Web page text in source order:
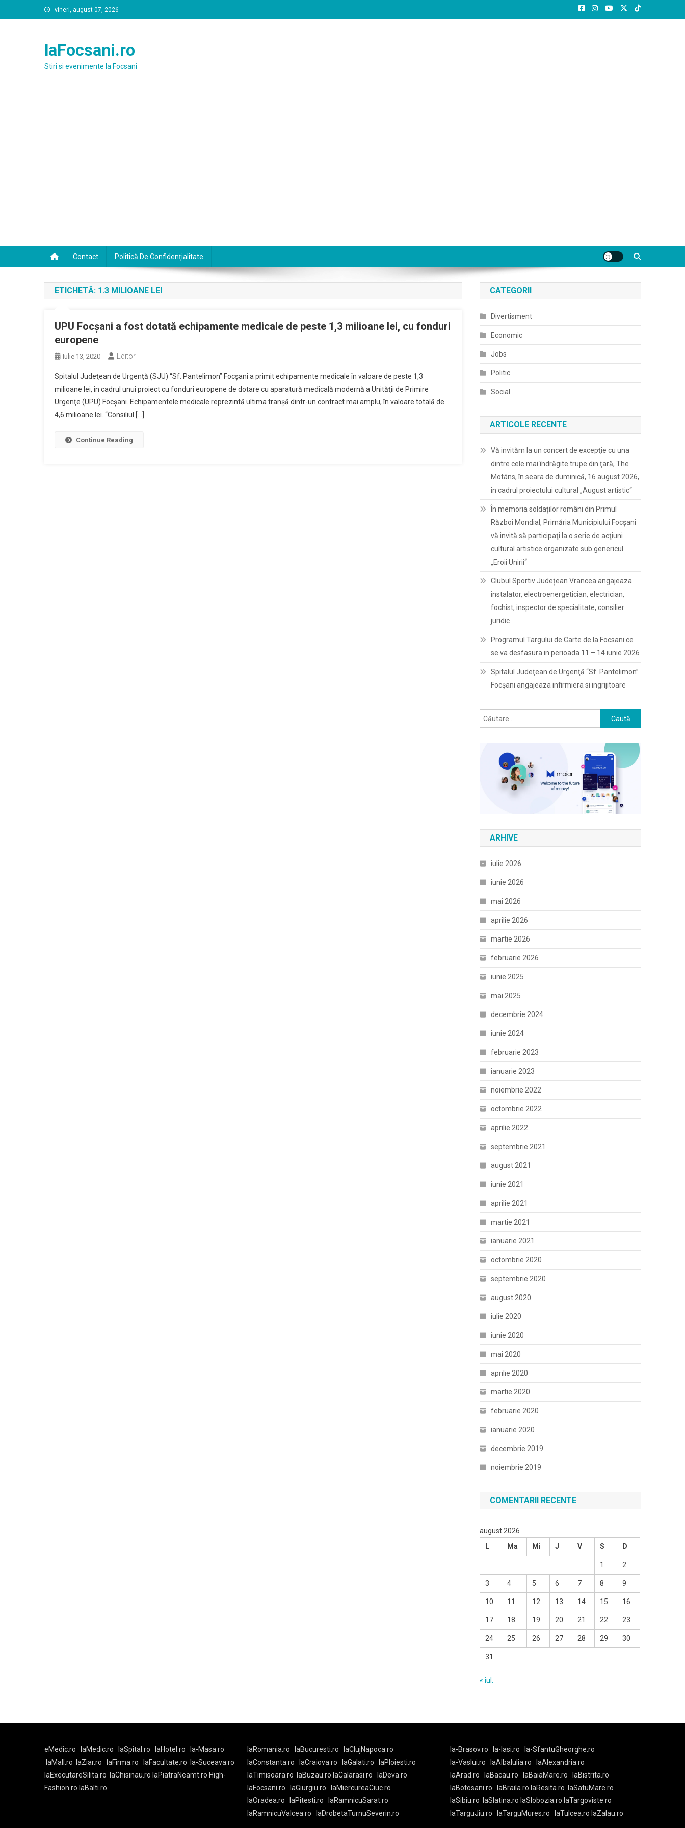
to
vineri, august 07, 2026
laFocsani.ro
Stiri si evenimente la Focsani
Contact Politică De Confidențialitate
ETICHETĂ: 1.3 MILIOANE LEI
UPU Focşani a fost dotată echipamente medicale de peste 1,3 milioane lei, cu fonduri
europene
Iulie 13, 2020 Editor
Spitalul Judeţean de Urgenţă (SJU) “Sf. Pantelimon” Focşani a primit echipamente medicale în valoare de peste 1,3
milioane lei, în cadrul unui proiect cu fonduri europene de dotare cu aparatură medicală modernă a Unităţii de Primire
Urgenţe (UPU) Focşani. Echipamentele medicale reprezintă ultima tranşă dintr-un contract mai amplu, în valoare totală de
4,6 milioane lei. “Consiliul […]
Continue Reading
CATEGORII
Divertisment
Economic
Jobs
Politic
Social
ARTICOLE RECENTE
Vă invităm la un concert de excepţie cu una
dintre cele mai îndrăgite trupe din ţară, The
Motáns, în seara de duminică, 16 august 2026,
în cadrul proiectului cultural „August artistic“
În memoria soldaților români din Primul
Război Mondial, Primăria Municipiului Focșani
vă invită să participaţi la o serie de acţiuni
cultural artistice organizate sub genericul
„Eroii Unirii“
Clubul Sportiv Județean Vrancea angajeaza
instalator, electroenergetician, electrician,
fochist, inspector de specialitate, consilier
juridic
Programul Targului de Carte de la Focsani ce
se va desfasura in perioada 11 – 14 iunie 2026
Spitalul Judeţean de Urgenţă “Sf. Pantelimon”
Focşani angajeaza infirmiera si ingrijitoare
Caută
după:
ARHIVE
iulie 2026
iunie 2026
mai 2026
aprilie 2026
martie 2026
februarie 2026
iunie 2025
mai 2025
decembrie 2024
iunie 2024
februarie 2023
ianuarie 2023
noiembrie 2022
octombrie 2022
aprilie 2022
septembrie 2021
august 2021
iunie 2021
aprilie 2021
martie 2021
ianuarie 2021
octombrie 2020
septembrie 2020
august 2020
iulie 2020
iunie 2020
mai 2020
aprilie 2020
martie 2020
februarie 2020
ianuarie 2020
decembrie 2019
noiembrie 2019
COMENTARII RECENTE
august 2026
L
Ma Mi J V S D
1 2
3 4 5 6 7 8 9
10 11 12 13 14 15 16
17 18 19 20 21 22 23
24 25 26 27 28 29 30
31
« iul.
eMedic.ro laMedic.ro laSpital.ro laHotel.ro
la-Masa.ro
laMall.ro
laZiar.ro laFirma.ro laFacultate.ro
la-Suceava.ro
laExecutareSilita.ro
laChisinau.ro laPiatraNeamt.ro High-
Fashion.ro laBalti.ro
laRomania.ro laBucuresti.ro
laClujNapoca.ro
laConstanta.ro
laCraiova.ro laGalati.ro
laPloiesti.ro
laTimisoara.ro
laBuzau.ro laCalarasi.ro
laDeva.ro
laFocsani.ro
laGiurgiu.ro
laMiercureaCiuc.ro
laOradea.ro
laPitesti.ro
laRamnicuSarat.ro
laRamnicuValcea.ro
laDrobetaTurnuSeverin.ro
la-Brasov.ro la-Iasi.ro
la-SfantuGheorghe.ro
la-Vaslui.ro
laAlbaIulia.ro
laAlexandria.ro
laArad.ro
laBacau.ro laBaiaMare.ro
laBistrita.ro
laBotosani.ro
laBraila.ro laResita.ro
laSatuMare.ro
laSibiu.ro
laSlatina.ro laSlobozia.ro laTargoviste.ro
laTarguJiu.ro
laTarguMures.ro laTulcea.ro laZalau.ro